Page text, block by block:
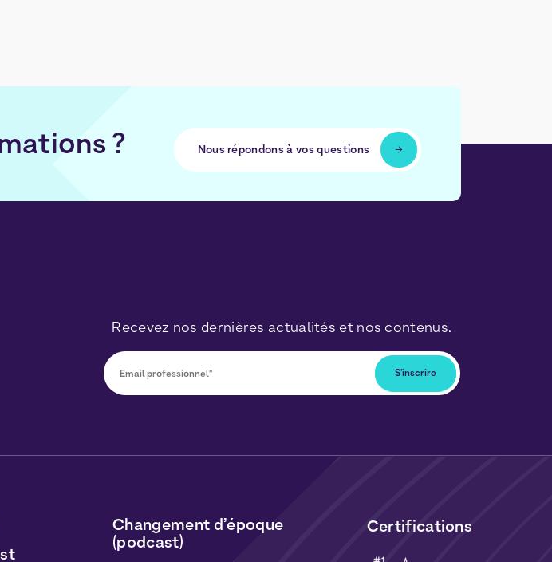
? Nous répondons à vos questions
Recevez nos dernières actualités et nos contenus.
traitées conformément à notrePolitique de Données
Changement d’époque
(podcast)
Certifications